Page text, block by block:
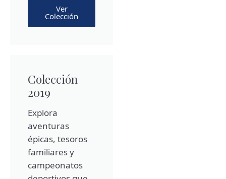
Ver
Colección
Colección
2019
Explora
aventuras
épicas, tesoros
familiares y
campeonatos